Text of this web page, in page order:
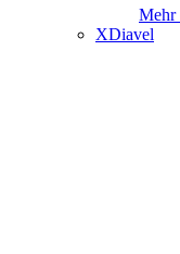
Mehr
XDiavel